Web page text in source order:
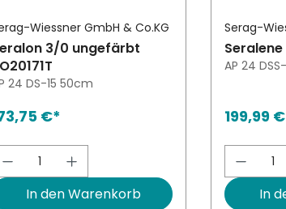
Wiessner GmbH & Co.KG
3/0 ungefärbt
24 DS-15 50cm
€*
Anzahl: Gib den
In den Warenkorb
Serag-
Seralene
AP 24
199,99
In